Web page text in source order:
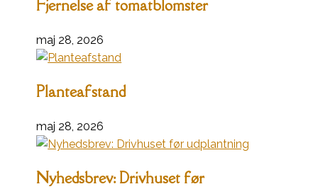
Fjernelse af tomatblomster
maj 28, 2026
Planteafstand
maj 28, 2026
Nyhedsbrev: Drivhuset før